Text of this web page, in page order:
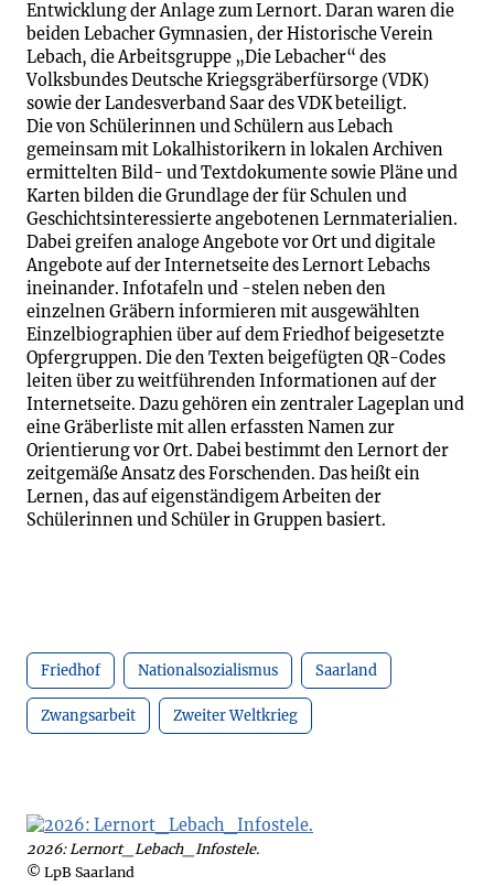
Entwicklung der Anlage zum Lernort. Daran waren die
beiden Lebacher Gymnasien, der Historische Verein
Lebach, die Arbeitsgruppe „Die Lebacher“ des
Volksbundes Deutsche Kriegsgräberfürsorge (VDK)
sowie der Landesverband Saar des VDK beteiligt.
Die von Schülerinnen und Schülern aus Lebach
gemeinsam mit Lokalhistorikern in lokalen Archiven
ermittelten Bild- und Textdokumente sowie Pläne und
Karten bilden die Grundlage der für Schulen und
Geschichtsinteressierte angebotenen Lernmaterialien.
Dabei greifen analoge Angebote vor Ort und digitale
Angebote auf der Internetseite des Lernort Lebachs
ineinander. Infotafeln und -stelen neben den
einzelnen Gräbern informieren mit ausgewählten
Einzelbiographien über auf dem Friedhof beigesetzte
Opfergruppen. Die den Texten beigefügten QR-Codes
leiten über zu weitführenden Informationen auf der
Internetseite. Dazu gehören ein zentraler Lageplan und
eine Gräberliste mit allen erfassten Namen zur
Orientierung vor Ort. Dabei bestimmt den Lernort der
zeitgemäße Ansatz des Forschenden. Das heißt ein
Lernen, das auf eigenständigem Arbeiten der
Schülerinnen und Schüler in Gruppen basiert.
Friedhof Nationalsozialismus Saarland
Zwangsarbeit Zweiter Weltkrieg
2026: Lernort_Lebach_Infostele.
© LpB Saarland